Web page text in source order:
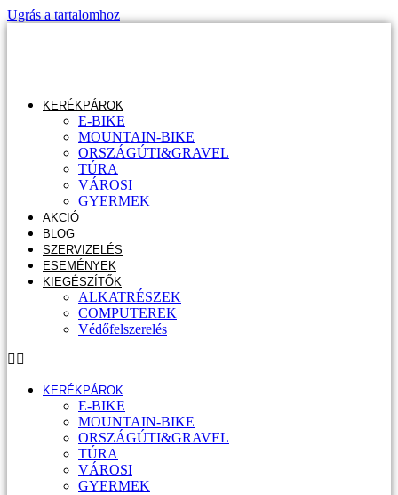
Ugrás a tartalomhoz
KERÉKPÁROK
E-BIKE
MOUNTAIN-BIKE
ORSZÁGÚTI&GRAVEL
TÚRA
VÁROSI
GYERMEK
AKCIÓ
BLOG
SZERVIZELÉS
ESEMÉNYEK
KIEGÉSZÍTŐK
ALKATRÉSZEK
COMPUTEREK
Védőfelszerelés
KERÉKPÁROK
E-BIKE
MOUNTAIN-BIKE
ORSZÁGÚTI&GRAVEL
TÚRA
VÁROSI
GYERMEK